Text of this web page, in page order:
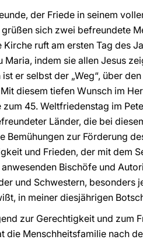
der Friede in seinem
sich zwei befreundete
Kirche ruft am ersten Tag des
Maria, indem sie allen Jesus
er selbst der „Weg“, über
diesem tiefen Wunsch im
zum 45. Weltfriedenstag im
Länder, die bei
Bemühungen zur Förderung
und Frieden, der mit dem
Bischöfe und
und Schwestern, besonders
in meiner diesjährigen
zur Gerechtigkeit und zum
die Menschheitsfamilie nach